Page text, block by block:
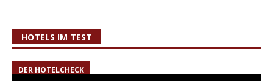
HOTELS IM TEST
DER HOTELCHECK